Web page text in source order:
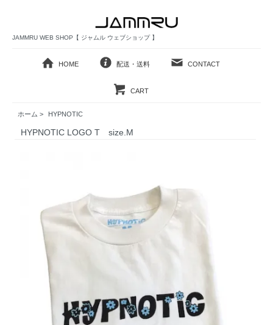
JAMMRU WEB SHOP【 ジャムル ウェブショップ 】
HOME 配送・送料 CONTACT
CART
ホーム > HYPNOTIC
HYPNOTIC LOGO T size.M